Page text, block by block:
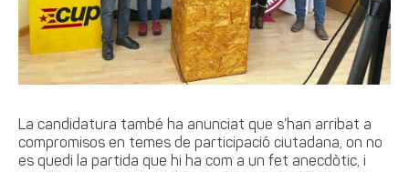
La candidatura també ha anunciat que s’han arribat a
compromisos en temes de participació ciutadana, on no
es quedi la partida que hi ha com a un fet anecdòtic, i